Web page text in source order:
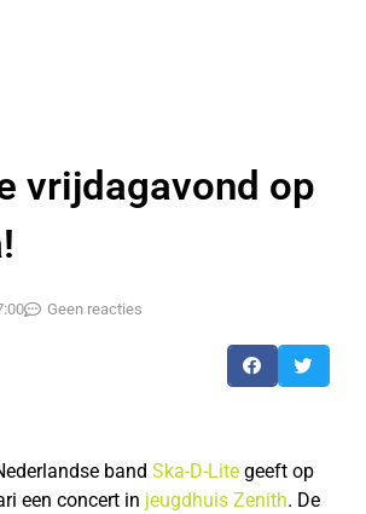
vrijdagavond op
Geen reacties
band Ska-D-Lite geeft op
een concert in jeugdhuis Zenith. De